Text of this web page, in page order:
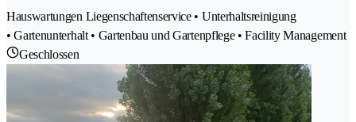
Hauswartungen Liegenschaftenservice • Unterhaltsreinigung
• Gartenunterhalt • Gartenbau und Gartenpflege • Facility Management
Geschlossen